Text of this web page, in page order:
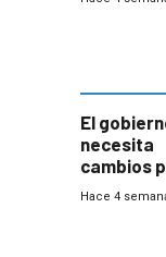
El
necesita
cambios
ministros
Hace 4